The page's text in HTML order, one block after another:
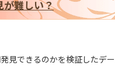
が難しい？
見できるのかを検証したデ